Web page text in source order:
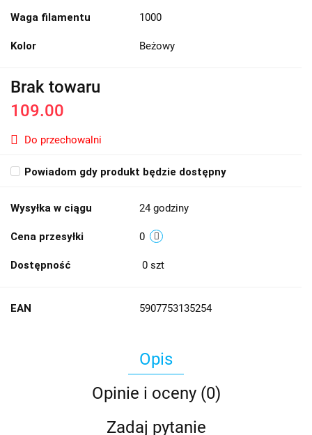
Waga filamentu 1000
Kolor Beżowy
Brak towaru
109.00
Do przechowalni
Powiadom gdy produkt będzie dostępny
Wysyłka w ciągu 24 godziny
Cena przesyłki 0
Dostępność 0 szt
EAN 5907753135254
Opis
Opinie i oceny (0)
Zadaj pytanie